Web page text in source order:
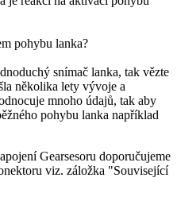
pohybu lanka?
snímač lanka, tak vězte
několika lety vývoje a
mnoho údajů, tak aby
pohybu lanka například
Gearsesoru doporučujeme
viz. záložka "Související